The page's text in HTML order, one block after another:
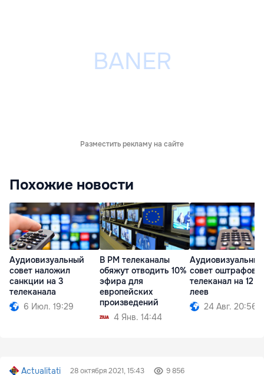
Разместить рекламу на сайте
Похожие новости
Аудиовизуальный
совет наложил
санкции на 3
телеканала
6 Июл. 19:29
В РМ телеканалы
обяжут отводить 10%
эфира для
европейских
произведений
4 Янв. 14:44
Аудиовизуальный
совет
телеканал на 12
леев
24 Авг. 20:56
Actualitati 28 октября 2021, 15:43 9 856